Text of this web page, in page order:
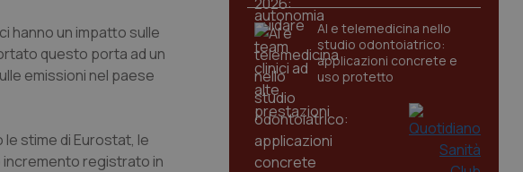
hanno un impatto sulle
questo porta ad un
emissioni nel paese
stime di Eurostat, le
incremento registrato in
AI e telemedicina nello
studio odontoiatrico:
applicazioni concrete e
uso protetto